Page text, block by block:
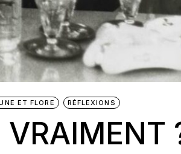
ET FLORE RÉFLEXIONS
VRAIMENT